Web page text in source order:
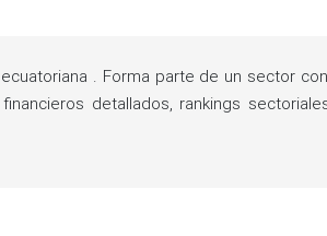
. Forma parte de un sector
detallados, rankings